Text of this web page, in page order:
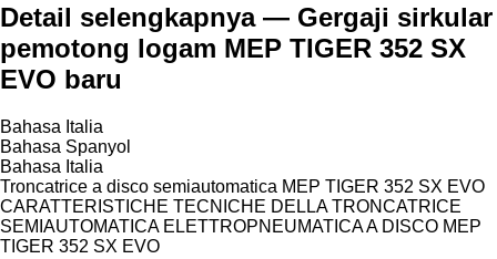
Detail selengkapnya — Gergaji sirkular
pemotong logam MEP TIGER 352 SX
EVO baru
Bahasa Italia
Bahasa Spanyol
Bahasa Italia
Troncatrice a disco semiautomatica MEP TIGER 352 SX EVO
CARATTERISTICHE TECNICHE DELLA TRONCATRICE
SEMIAUTOMATICA ELETTROPNEUMATICA A DISCO MEP
TIGER 352 SX EVO